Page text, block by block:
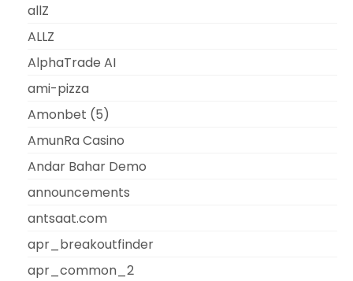
allZ
ALLZ
AlphaTrade AI
ami-pizza
Amonbet (5)
AmunRa Casino
Andar Bahar Demo
announcements
antsaat.com
apr_breakoutfinder
apr_common_2